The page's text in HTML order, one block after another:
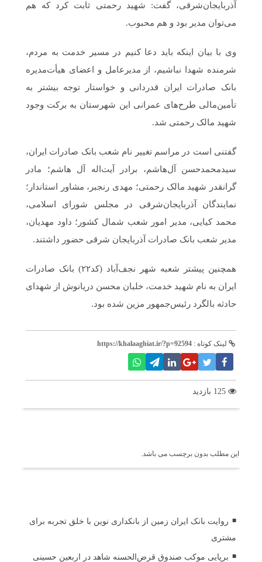
آذربایجان‌شرقی، گفت: شهید رحمتی ثابت کرد که هم
می‌توان مدیر بود و هم محبوب‌.
وی با بیان اینکه باید دعا کنیم در مسیر خدمت به مردم،
شرمنده شهدا نباشیم، از مدیرعامل و اعضای هیأت‌مدیره
بانک صادرات ایران قدردانی و خواستار توجه بیشتر به
تأمین‌مالی طرح‌های عمرانی این شهرستان به برکت وجود
شهید مالک رحمتی شد.
گفتنی است در مراسم تغییر نام شعب بانک صادرات ایران،
سیدمحمدحسن آل‌هاشم، برادر آیت‌اله آل هاشم؛ مادر
گرانقدر شهید مالک رحمتی؛ مهدی رنجبر، مشاور استاندار؛
نمایندگان آذربایجان‌شرقی در مجلس شورای اسلامی،
محمد کیایی، مدیر امور شعب شمال کشور؛ داود مهدیان،
مدیر شعب بانک صادرات آذربایجان شرقی حضور داشتند.
همچنین پیشتر شعبه شهر نجف‌آباد (کد۲۲) بانک صادرات
ایران به نام شهید خدمت، خلبان محسن دریانوش از شهدای
حادثه بالگرد رئیس‌جمهور مزین شده بود.
لینک کوتاه : https://khalaaghiat.ir/?p=92594
این مطلب بدون برچسب می باشد.
روایت بانک ایران زمین از بانکداری نوین با خلق تجربه برای
مشتری
برپایی موکب صندوق قرض‌الحسنه شاهد در اربعین حسینی